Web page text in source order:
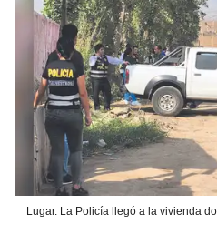
Lugar. La Policía llegó a la vivienda